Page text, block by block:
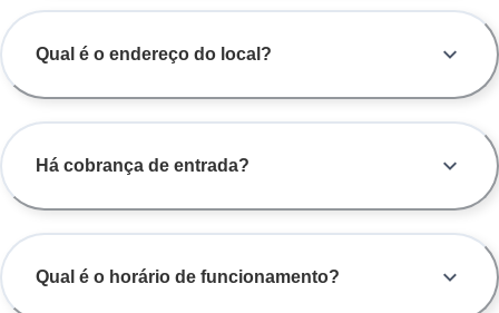
Qual é o endereço do local?
Há cobrança de entrada?
Qual é o horário de funcionamento?